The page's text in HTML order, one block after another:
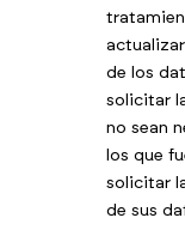
de los
solicitar
no sean
los que
solicitar
de sus